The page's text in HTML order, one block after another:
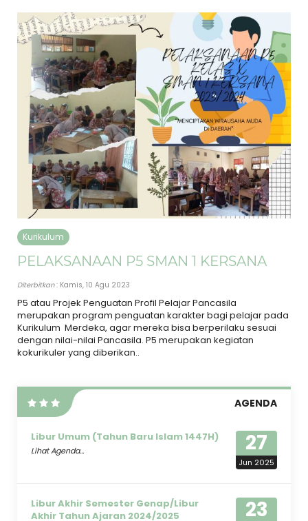
Kurikulum
PELAKSANAAN P5 SMAN 1 KERSANA
Diterbitkan: Kamis, 10 Agu 2023
P5 atau Projek Penguatan Profil Pelajar Pancasila
merupakan program penguatan karakter bagi pelajar pada
Kurikulum Merdeka, agar mereka bisa berperilaku sesuai
dengan nilai-nilai Pancasila. P5 merupakan kegiatan
kokurikuler yang diberikan..
AGENDA
27
Jun 2025
Libur Umum (Tahun Baru Islam 1447H)
Lihat Agenda...
23
Libur Akhir Semester Genap/Libur
Akhir Tahun Ajaran 2024/2025